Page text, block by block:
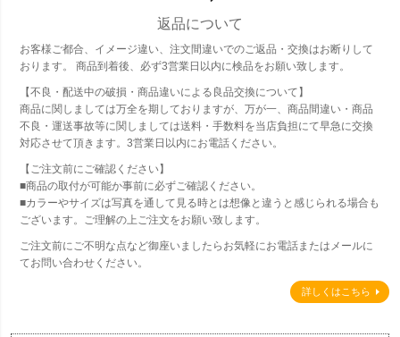
返品について
お客様ご都合、イメージ違い、注文間違いでのご返品・交換はお断りして
おります。 商品到着後、必ず3営業日以内に検品をお願い致します。
【不良・配送中の破損・商品違いによる良品交換について】
商品に関しましては万全を期しておりますが、万が一、商品間違い・商品
不良・運送事故等に関しましては送料・手数料を当店負担にて早急に交換
対応させて頂きます。3営業日以内にお電話ください。
【ご注文前にご確認ください】
■商品の取付が可能か事前に必ずご確認ください。
■カラーやサイズは写真を通して見る時とは想像と違うと感じられる場合も
ございます。ご理解の上ご注文をお願い致します。
ご注文前にご不明な点など御座いましたらお気軽にお電話またはメールに
てお問い合わせください。
詳しくはこちら